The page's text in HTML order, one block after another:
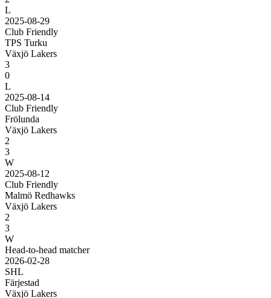
L
2025-08-29
Club Friendly
TPS Turku
Växjö Lakers
3
0
L
2025-08-14
Club Friendly
Frölunda
Växjö Lakers
2
3
W
2025-08-12
Club Friendly
Malmö Redhawks
Växjö Lakers
2
3
W
Head-to-head matcher
2026-02-28
SHL
Färjestad
Växjö Lakers